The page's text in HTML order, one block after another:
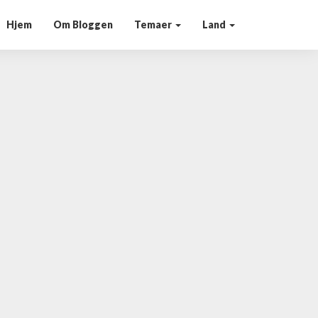
Hjem Om Bloggen Temaer Land